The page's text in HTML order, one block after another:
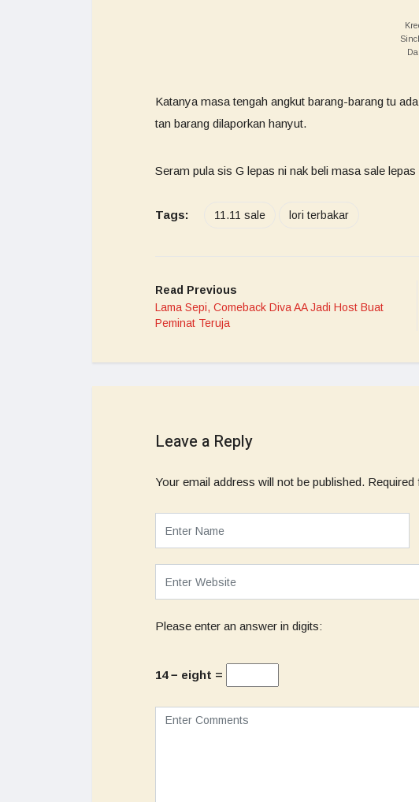
Katanya masa tengah angkut barang-barang tu
tan barang dilaporkan hanyut.
Seram pula sis G lepas ni nak beli masa sale
Tags: 11.11 sale lori terbakar
Read Previous
Lama Sepi, Comeback Diva AA Jadi Host Buat
Peminat Teruja
Leave a Reply
Your email address will not be published. Required
Please enter an answer in digits:
14 − eight =